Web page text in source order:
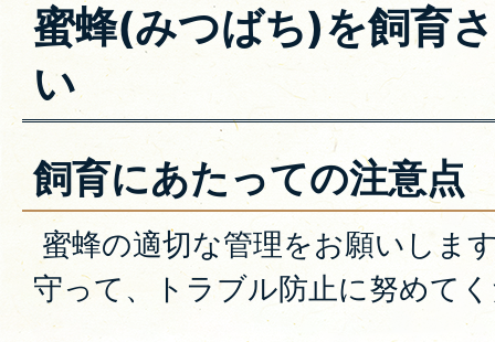
蜜蜂(みつばち)を飼育
い
飼育にあたっての注意点
蜜蜂の適切な管理をお願いしま
守って、トラブル防止に努めて